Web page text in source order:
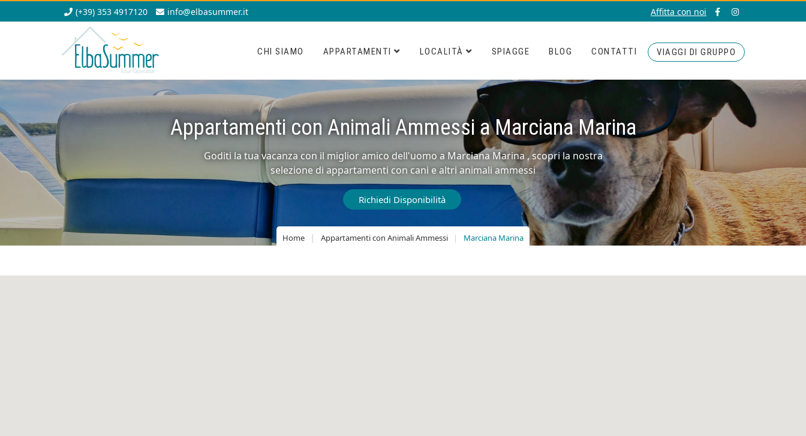
(+39) 353 4917120 info@elbasummer.it Affitta con noi
CHI SIAMO APPARTAMENTI LOCALITÀ SPIAGGE BLOG CONTATTI VIAGGI DI GRUPPO
Appartamenti con Animali Ammessi a Marciana Marina
Goditi la tua vacanza con il miglior amico dell'uomo a Marciana Marina , scopri la nostra
selezione di appartamenti con cani e altri animali ammessi
Richiedi Disponibilità
Home Appartamenti con Animali Ammessi Marciana Marina